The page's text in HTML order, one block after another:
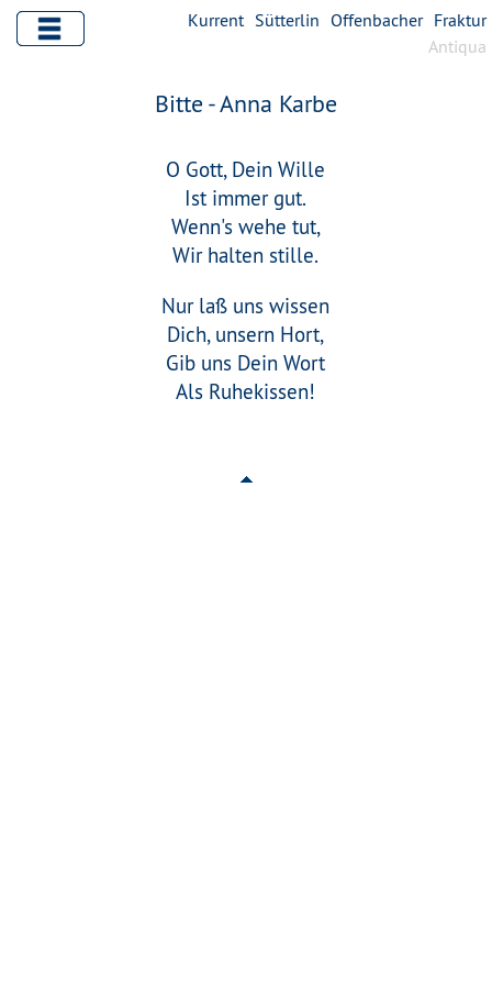
Kurrent Sütterlin Offenbacher Fraktur
Antiqua
Bitte - Anna Karbe
O Gott, Dein Wille
Ist immer gut.
Wenn's wehe tut,
Wir halten stille.
Nur laß uns wissen
Dich, unsern Hort,
Gib uns Dein Wort
Als Ruhekissen!